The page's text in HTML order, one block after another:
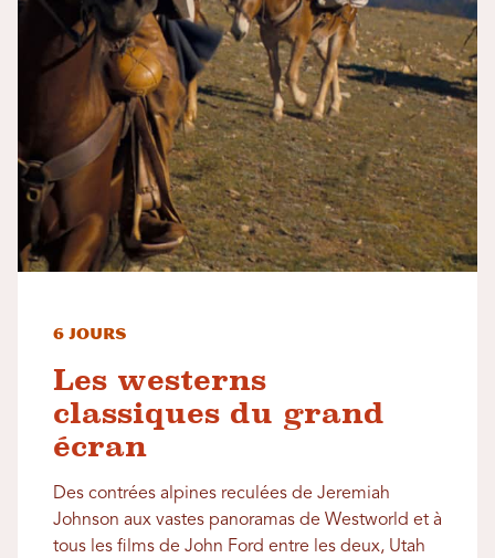
6 jours
Les westerns
classiques du grand
écran
Des contrées alpines reculées de Jeremiah
Johnson aux vastes panoramas de Westworld et à
tous les films de John Ford entre les deux, Utah